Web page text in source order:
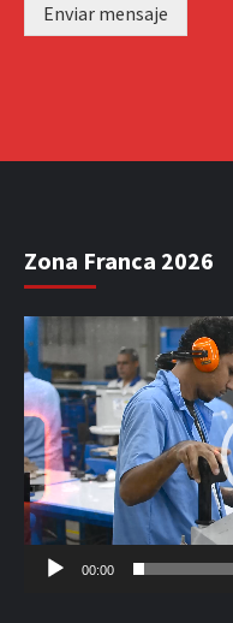
Enviar mensaje
Zona Franca 2026
Reproductor
de
vídeo
00:00